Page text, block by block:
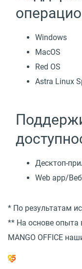
Windows
MacOS
Red OS
Astra Linux
Десктоп-
Web app/
* По результатам
** На основе опыта
MANGO OFFICE